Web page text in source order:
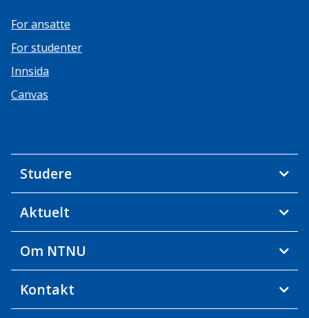
For ansatte
For studenter
Innsida
Canvas
Studere
Aktuelt
Om NTNU
Kontakt